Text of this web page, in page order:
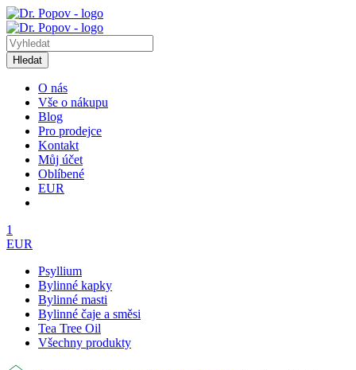
Hledat
O nás
Vše o nákupu
Blog
Pro prodejce
Kontakt
Můj účet
Oblíbené
EUR
1
EUR
Psyllium
Bylinné kapky
Bylinné masti
Bylinné čaje a směsi
Tea Tree Oil
Všechny produkty